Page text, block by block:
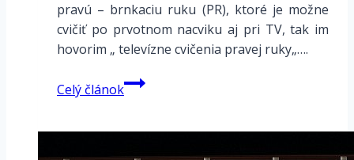
pravú – brnkaciu ruku (PR), ktoré je možne
cvičiť po prvotnom nacviku aj pri TV, tak im
hovorim „ televízne cvičenia pravej ruky„….
Celý článokZákladné
cvičenia